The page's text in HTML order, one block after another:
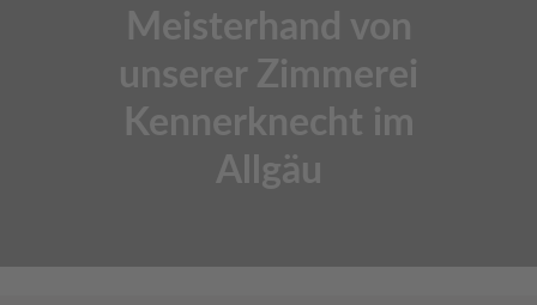
Meisterhand von
unserer Zimmerei
Kennerknecht im
Allgäu